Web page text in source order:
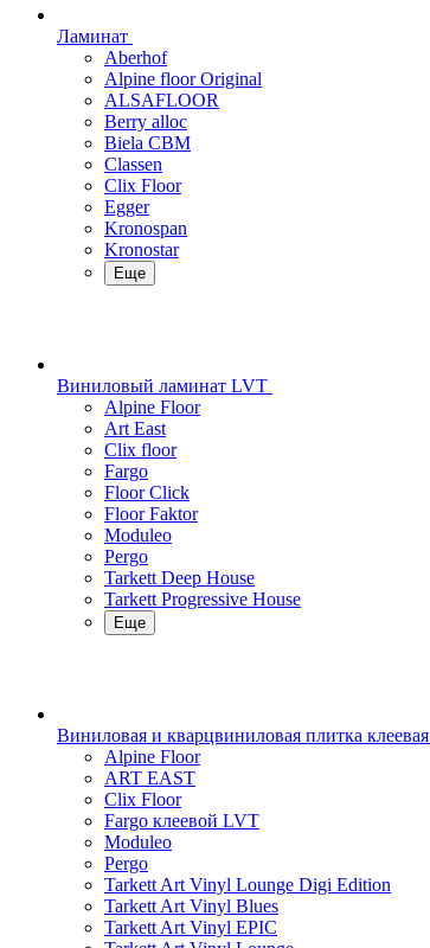
Ламинат
Aberhof
Alpine floor Original
ALSAFLOOR
Berry alloc
Biela CBM
Classen
Clix Floor
Egger
Kronospan
Kronostar
Еще
Виниловый ламинат LVT
Alpine Floor
Art East
Clix floor
Fargo
Floor Click
Floor Faktor
Moduleo
Pergo
Tarkett Deep House
Tarkett Progressive House
Еще
Виниловая и кварцвиниловая плитка клеевая
Alpine Floor
ART EAST
Clix Floor
Fargo клеевой LVT
Moduleo
Pergo
Tarkett Art Vinyl Lounge Digi Edition
Tarkett Art Vinyl Blues
Tarkett Art Vinyl EPIC